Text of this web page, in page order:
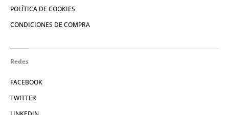
POLÍTICA DE COOKIES
CONDICIONES DE COMPRA
Redes
FACEBOOK
TWITTER